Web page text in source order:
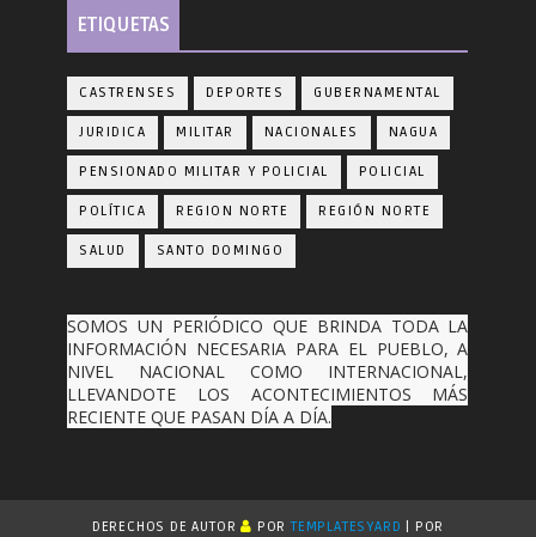
ETIQUETAS
CASTRENSES DEPORTES GUBERNAMENTAL
JURIDICA MILITAR NACIONALES NAGUA
PENSIONADO MILITAR Y POLICIAL POLICIAL
POLÍTICA REGION NORTE REGIÓN NORTE
SALUD SANTO DOMINGO
SOMOS UN PERIÓDICO QUE BRINDA TODA LA
INFORMACIÓN NECESARIA PARA EL PUEBLO, A
NIVEL NACIONAL COMO INTERNACIONAL,
LLEVANDOTE LOS ACONTECIMIENTOS MÁS
RECIENTE QUE PASAN DÍA A DÍA.
DERECHOS DE AUTOR PORTEMPLATESYARD | POR